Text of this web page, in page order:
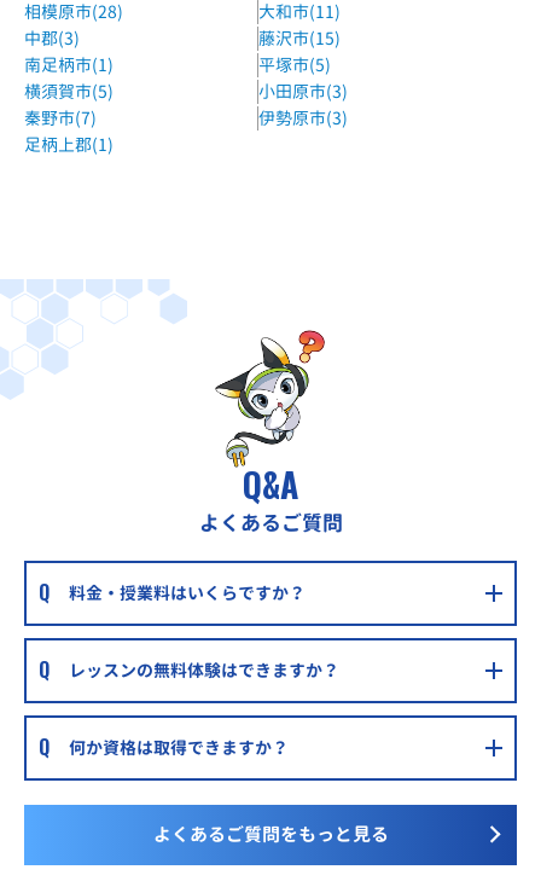
相模原市(28)
大和市(11)
中郡(3)
藤沢市(15)
南足柄市(1)
平塚市(5)
横須賀市(5)
小田原市(3)
秦野市(7)
伊勢原市(3)
足柄上郡(1)
Q&A
よくあるご質問
料金・授業料はいくらですか？
レッスンの無料体験はできますか？
何か資格は取得できますか？
よくあるご質問をもっと見る